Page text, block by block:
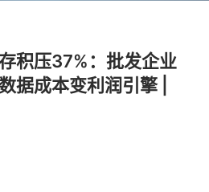
积压37%：批发企业
据成本变利润引擎 |